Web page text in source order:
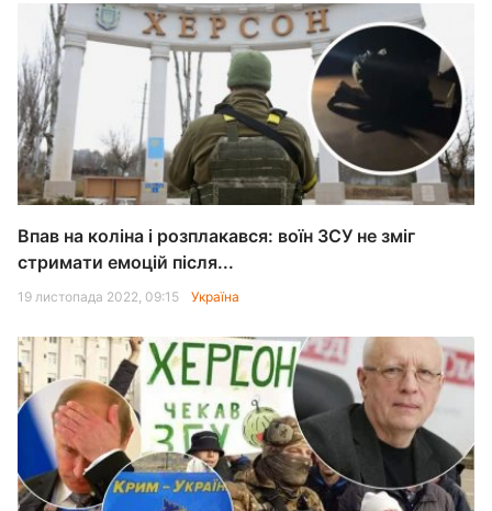
Впав на коліна і розплакався: воїн ЗСУ не зміг
стримати емоцій після...
19 листопада 2022, 09:15 Україна